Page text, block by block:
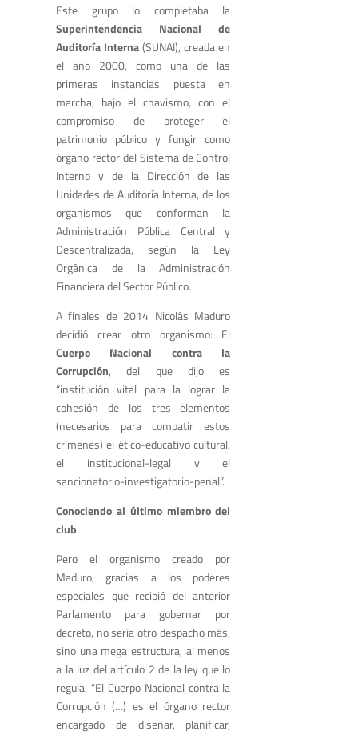
Este grupo lo completaba la
Superintendencia Nacional de
Auditoría Interna(SUNAI), creada en
el año 2000, como una de las
primeras instancias puesta en
marcha, bajo el chavismo, con el
compromiso de proteger el
patrimonio público y fungir como
órgano rector del Sistema de Control
Interno y de la Dirección de las
Unidades de Auditoría Interna, de los
organismos que conforman la
Administración Pública Central y
Descentralizada, según la Ley
Orgánica de la Administración
Financiera del Sector Público.
A finales de 2014 Nicolás Maduro
decidió crear otro organismo: El
Cuerpo Nacional contra la
Corrupción, del que dijo es
“institución vital para la lograr la
cohesión de los tres elementos
(necesarios para combatir estos
crímenes) el ético-educativo cultural,
el institucional-legal y el
sancionatorio-investigatorio-penal”.
Conociendo al último miembro del
club
Pero el organismo creado por
Maduro, gracias a los poderes
especiales que recibió del anterior
Parlamento para gobernar por
decreto, no sería otro despacho más,
sino una mega estructura, al menos
a la luz del artículo 2 de la ley que lo
regula. “El Cuerpo Nacional contra la
Corrupción (…) es el órgano rector
encargado de diseñar, planificar,